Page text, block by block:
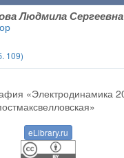
Людмила Сергеевна
109)
eLibrary.ru